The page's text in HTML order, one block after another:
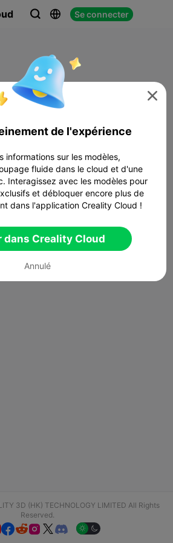
  Se connecter
3D (HK) TECHNOLOGY LIMITED All Rights
Reserved.
  

de l'expérience
informations sur les modèles,
fluide dans le cloud et d'une
Interagissez avec les modèles pour
et débloquer encore plus de
dans l'application Creality Cloud !
dans Creality Cloud
Annulé